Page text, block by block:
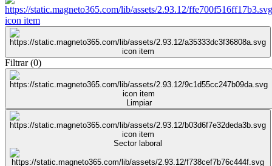
Filtrar(0)
Limpiar
Sector laboral